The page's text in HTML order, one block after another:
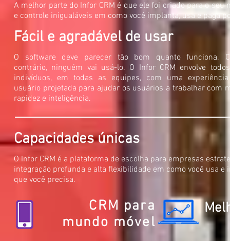
A melhor parte do Infor CRM é que ele foi criado para o
e controle inigualáveis em como você implanta, usa e paga
Fácil e agradável de usar
O software deve parecer tão bom quanto funciona.
contrário, ninguém vai usá-lo. O Infor CRM envolve
indivíduos, em todas as equipes, com uma
usuário projetada para ajudar os usuários a trabalhar com
rapidez e inteligência.
Capacidades únicas
O Infor CRM é a plataforma de escolha para empresas
integração profunda e alta flexibilidade em como você usa
que você precisa.
CRM para
mundo móvel